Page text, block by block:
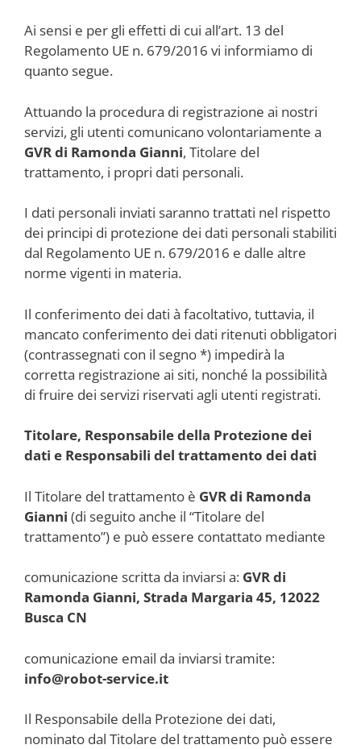
Ai sensi e per gli effetti di cui all’art. 13 del
Regolamento UE n. 679/2016 vi informiamo di
quanto segue.
Attuando la procedura di registrazione ai nostri
servizi, gli utenti comunicano volontariamente a
GVR di Ramonda Gianni, Titolare del
trattamento, i propri dati personali.
I dati personali inviati saranno trattati nel rispetto
dei principi di protezione dei dati personali stabiliti
dal Regolamento UE n. 679/2016 e dalle altre
norme vigenti in materia.
Il conferimento dei dati à facoltativo, tuttavia, il
mancato conferimento dei dati ritenuti obbligatori
(contrassegnati con il segno *) impedirà la
corretta registrazione ai siti, nonché la possibilità
di fruire dei servizi riservati agli utenti registrati.
Titolare, Responsabile della Protezione dei
dati e Responsabili del trattamento dei dati
Il Titolare del trattamento è GVR di Ramonda
Gianni (di seguito anche il “Titolare del
trattamento”) e può essere contattato mediante
comunicazione scritta da inviarsi a: GVR di
Ramonda Gianni, Strada Margaria 45, 12022
Busca CN
comunicazione email da inviarsi tramite:
info@robot-service.it
Il Responsabile della Protezione dei dati,
nominato dal Titolare del trattamento può essere